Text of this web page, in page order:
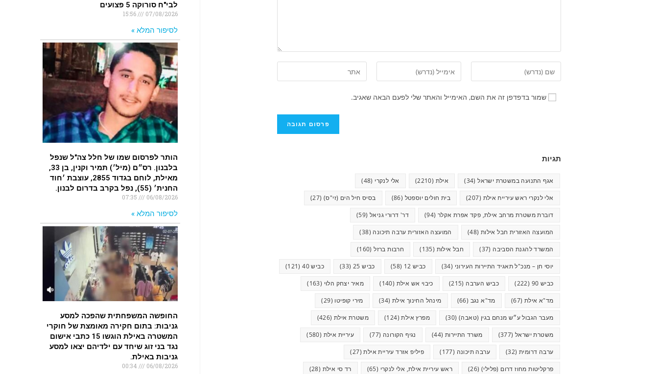
שמור בדפדפן זה את השם, האימייל והאתר שלי לפעם הבאה שאגיב.
תגיות
אגף התנועה במשטרת ישראל(34) אילת (2210) אלי לנקרי (48)
אלי לנקרי ראש עיריית אילת (207) בית חולים יוספטל (86) בסיס חיל הים (זי"ס)(27)
דוברת משטרת מרחב אילת, פקד אפרת אקלר(94) דר' דרורי גניאל(59)
המועצה האזורית חבל אילות (48) המועצה האזורית ערבה תיכונה (38)
המשרד להגנת הסביבה (37) חבל אילות (135) חרבות ברזל(160)
יוסי חן – מנכ"ל תאגיד התיירות העירוני (34) כביש 12 (58) כביש 25 (33) כביש 40 (121)
כביש 90 (222) כביש הערבה (215) כיבוי אש אילת (140) מאיר יצחק הלוי (163)
מד"א אילת (67) מד"א נגב (66) מינהל החינוך אילת (34) מירי קופיטו (29)
מעבר הגבול ע״ש מנחם בגין (טאבה)(30) מפרץ אילת(124) משטרת אילת(426)
משטרת ישראל(377) משרד התיירות (44) נגיף הקורונה (77) עיריית אילת (580)
ערבה דרומית(32) ערבה תיכונה (177) פיליפ אזרד עיריית אילת(27)
פרקליטות מחוז דרום (פלילי)(26) ראש עיריית אילת, אלי לנקרי (65) רד סי אילת (28)
לבי"ח סורוקה 5 פצועים
07/08/2026
לסיפור המלא »
הותר לפרסום שמו של חלל צה"ל שנפל
בלבנון. רס״ם (מיל׳) תמיר וקנין, בן 33,
מאילת, לוחם בגדוד 2855, עוצבת ׳חוד
החנית׳ (55), נפל בקרב בדרום לבנון.
06/08/2026
לסיפור המלא »
החופשה המשפחתית שהפכה למסע
גניבות: בתום חקירה מאומצת של חוקרי
המשטרה באילת הוגשו 15 כתבי אישום
נגד בני זוג שיחד עם ילדיהם יצאו למסע
גניבות באילת.
06/08/2026